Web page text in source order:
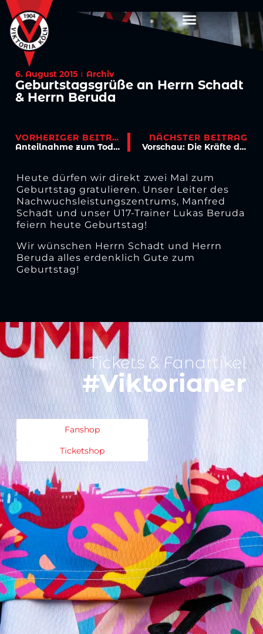
6. August 2015 Archiv
Geburtstagsgrüße an Herrn Schadt
& Herrn Beruda
VORHERIGER BEITRAG
Anteilnahme zum Tod von Alexandros Tseka
NÄCHSTER BEITRAG
Vorschau: Die Kräfte des Pokals nutzen
Heute dürfen wir direkt zwei Mal zum
Geburtstag gratulieren. Unser Leiter des
Nachwuchsleistungszentrums, Manfred
Schadt und unser U17-Trainer Lukas Beruda
feiern heute Geburtstag!
Wir wünschen Herrn Schadt und Herrn
Beruda alles erdenklich Gute zum
Geburtstag!
Tickets & Fanartikel
#Viktorianer
Fanshop
Ticketshop